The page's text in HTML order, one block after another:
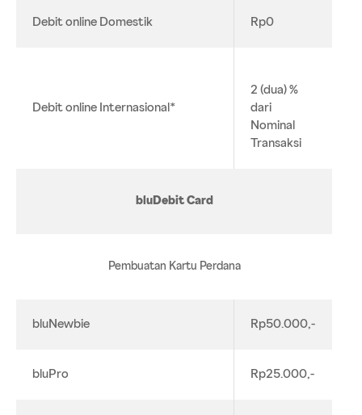
Debit online Domestik Rp0
Debit online Internasional*
2 (dua) %
dari
Nominal
Transaksi
bluDebit Card
Pembuatan Kartu Perdana
bluNewbie Rp50.000,-
bluPro Rp25.000,-